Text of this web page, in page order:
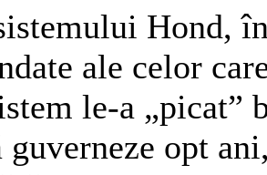
Hond,
ale celor
le-a „picat”
guverneze opt